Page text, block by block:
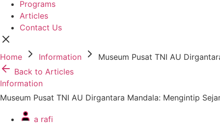
Programs
Articles
Contact Us
Home Information
Museum Pusat TNI AU
Back to Articles
Information
Museum Pusat TNI AU Dirgantara Mandala: Mengintip
a rafi